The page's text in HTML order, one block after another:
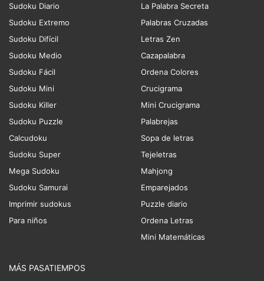
Sudoku Diario
Sudoku Extremo
Sudoku Difícil
Sudoku Medio
Sudoku Fácil
Sudoku Mini
Sudoku Killer
Sudoku Puzzle
Calcudoku
Sudoku Super
Mega Sudoku
Sudoku Samurai
Imprimir sudokus
Para niños
La Palabra Secreta
Palabras Cruzadas
Letras Zen
Cazapalabra
Ordena Colores
Crucigrama
Mini Crucigrama
Palabrejas
Sopa de letras
Tejeletras
Mahjong
Emparejados
Puzzle diario
Ordena Letras
Mini Matemáticas
MÁS PASATIEMPOS